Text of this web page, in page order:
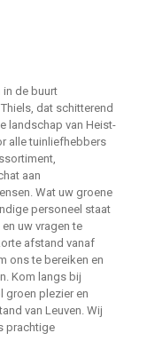
in de buurt
dat schitterend
landschap van Heist-
alle tuinliefhebbers
aan
Wat uw groene
personeel staat
uw vragen te
afstand vanaf
ons te bereiken en
Kom langs bij
groen plezier en
van Leuven. Wij
prachtige